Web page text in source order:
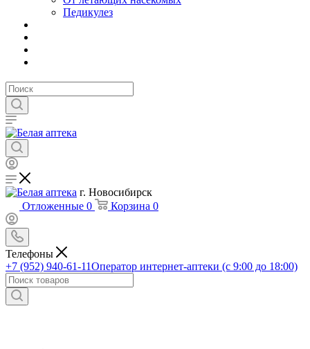
Педикулез
г. Новосибирск
Отложенные 0 Корзина 0
Телефоны
+7 (952) 940-61-11Оператор интернет-аптеки (с 9:00 до 18:00)